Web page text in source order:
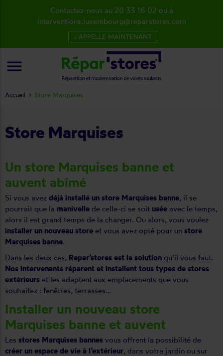
Store Marquises
Un store Marquises banne et
auvent abîmé
Si vous avez déjà installé un store Marquises banne, il se
pourrait que la manivelle de celle-ci se soit usée avec le temps,
alors il est grand temps de la changer. Ou alors, vous voulez
installer un nouveau store et vous avez opté pour un store
Marquises banne.
Dans les deux cas, Repar’stores est la solution qu’il vous faut.
Nos intervenants réparent et installent tous types de stores
extérieurs et les adaptent aux emplacements que vous
souhaitez : fenêtres, terrasses…
Installer un nouveau store
Marquises banne et auvent
Les stores Marquises bannes vous offrent la possibilité de
créer un espace de vie à l’extérieur, dans votre jardin ou sur
Accueil Store Marquises
Contactez-nous au 20 33 16 02 ou à
interventions.luxembourg@reparstores.com
J´APPELLE MAINTENANT
menu